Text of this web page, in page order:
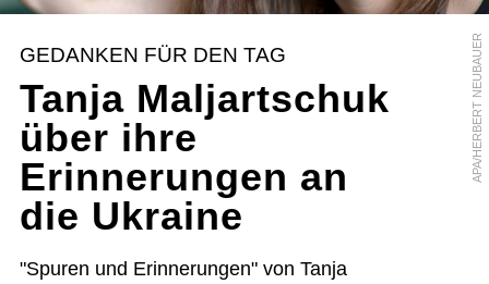
APA/HERBERT NEUBAUER
GEDANKEN FÜR DEN TAG
Tanja Maljartschuk
über ihre
Erinnerungen an
die Ukraine
"Spuren und Erinnerungen" von Tanja